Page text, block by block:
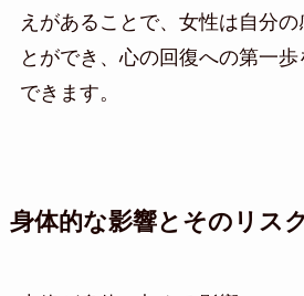
えがあることで、女性は自分
とができ、心の回復への第一
できます。
身体的な影響とそのリスク